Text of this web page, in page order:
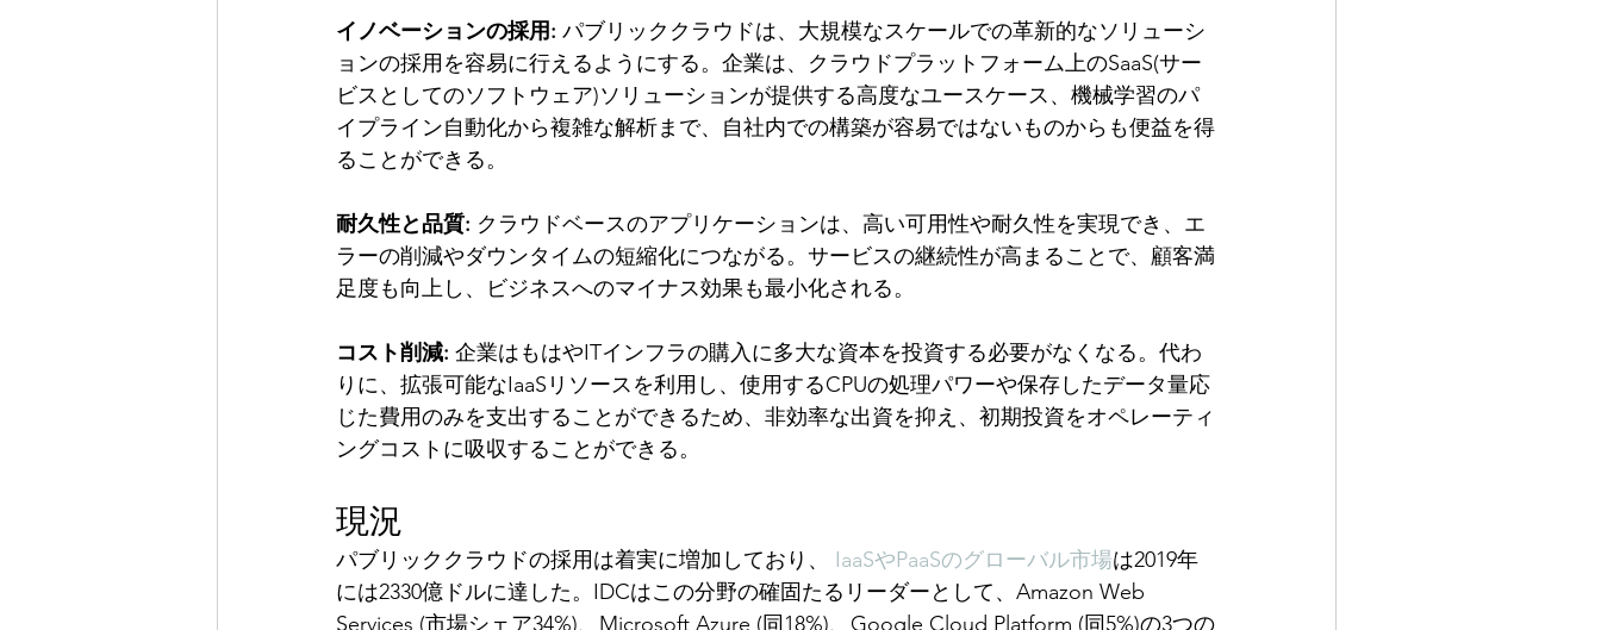
イノベーションの採用: パブリッククラウドは、大規模なスケールでの革新的なソリューシ
ョンの採用を容易に行えるようにする。企業は、クラウドプラットフォーム上のSaaS(サー
ビスとしてのソフトウェア)ソリューションが提供する高度なユースケース、機械学習のパ
イプライン自動化から複雑な解析まで、自社内での構築が容易ではないものからも便益を得
ることができる。
耐久性と品質: クラウドベースのアプリケーションは、高い可用性や耐久性を実現でき、エ
ラーの削減やダウンタイムの短縮化につながる。サービスの継続性が高まることで、顧客満
足度も向上し、ビジネスへのマイナス効果も最小化される。
コスト削減: 企業はもはやITインフラの購入に多大な資本を投資する必要がなくなる。代わ
りに、拡張可能なIaaSリソースを利用し、使用するCPUの処理パワーや保存したデータ量応
じた費用のみを支出することができるため、非効率な出資を抑え、初期投資をオペレーティ
ングコストに吸収することができる。
現況
パブリッククラウドの採用は着実に増加しており、 IaaSやPaaSのグローバル市場は2019年
には2330億ドルに達した。IDCはこの分野の確固たるリーダーとして、Amazon Web
Services (市場シェア34%)、Microsoft Azure (同18%)、Google Cloud Platform (同5%)の3つの